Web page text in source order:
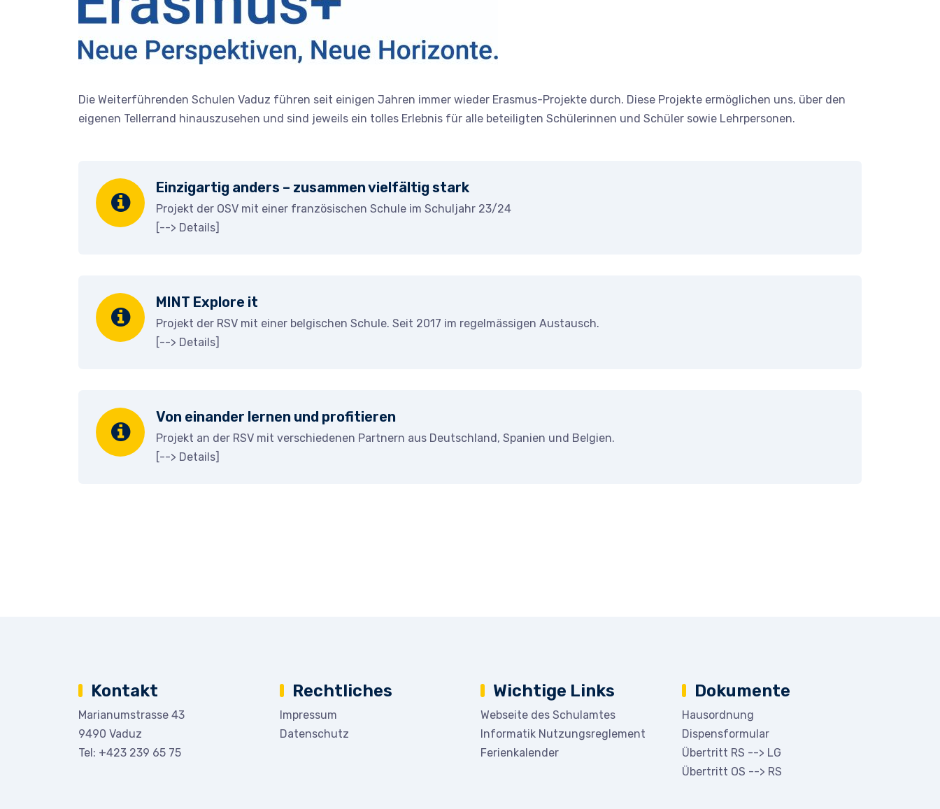
Die Weiterführenden Schulen Vaduz führen seit einigen Jahren immer wieder Erasmus-Projekte durch. Diese Projekte ermöglichen uns, über den
eigenen Tellerrand hinauszusehen und sind jeweils ein tolles Erlebnis für alle beteiligten Schülerinnen und Schüler sowie Lehrpersonen.
Einzigartig anders – zusammen vielfältig stark
Projekt der OSV mit einer französischen Schule im Schuljahr 23/24
[--> Details]
MINT Explore it
Projekt der RSV mit einer belgischen Schule. Seit 2017 im regelmässigen Austausch.
[--> Details]
Von einander lernen und profitieren
Projekt an der RSV mit verschiedenen Partnern aus Deutschland, Spanien und Belgien.
[--> Details]
Kontakt
Marianumstrasse 43
9490 Vaduz
Tel: +423 239 65 75
Rechtliches
Impressum
Datenschutz
Wichtige Links
Webseite des Schulamtes
Informatik Nutzungsreglement
Ferienkalender
Dokumente
Hausordnung
Dispensformular
Übertritt RS --> LG
Übertritt OS --> RS